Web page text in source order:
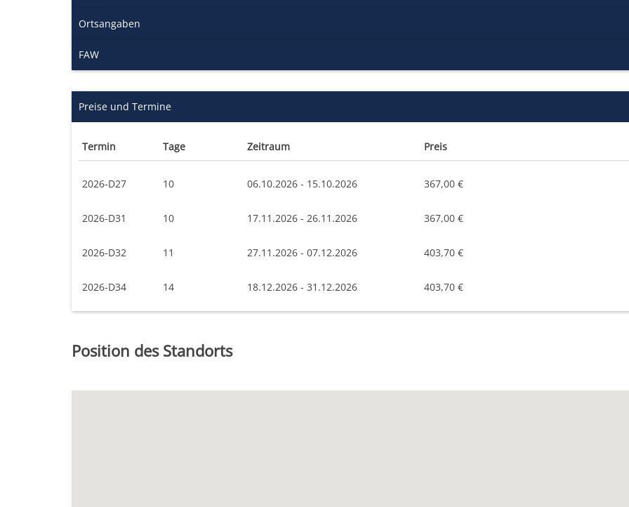
Ortsangaben
FAW
Preise und Termine
Termin Tage Zeitraum Preis
2026-D27 10 06.10.2026 - 15.10.2026 367,00 €
2026-D31 10 17.11.2026 - 26.11.2026 367,00 €
2026-D32 11 27.11.2026 - 07.12.2026 403,70 €
2026-D34 14 18.12.2026 - 31.12.2026 403,70 €
Position des Standorts